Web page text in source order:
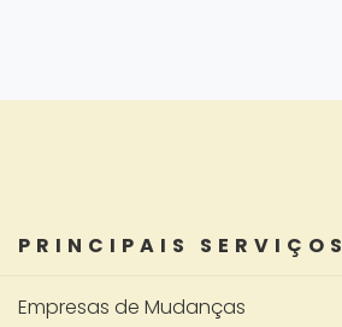
PRINCIPAIS SERVIÇOS
Empresas de Mudanças